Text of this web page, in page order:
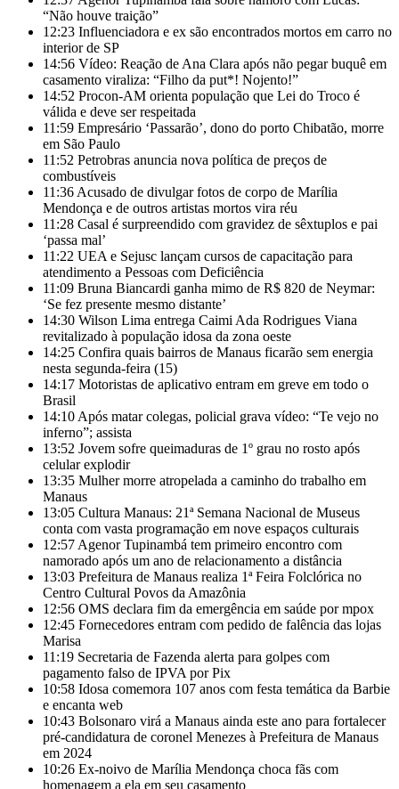
“Não houve traição”
12:23 Influenciadora e ex são encontrados mortos em carro no
interior de SP
14:56 Vídeo: Reação de Ana Clara após não pegar buquê em
casamento viraliza: “Filho da put*! Nojento!”
14:52 Procon-AM orienta população que Lei do Troco é
válida e deve ser respeitada
11:59 Empresário ‘Passarão’, dono do porto Chibatão, morre
em São Paulo
11:52 Petrobras anuncia nova política de preços de
combustíveis
11:36 Acusado de divulgar fotos de corpo de Marília
Mendonça e de outros artistas mortos vira réu
11:28 Casal é surpreendido com gravidez de sêxtuplos e pai
‘passa mal’
11:22 UEA e Sejusc lançam cursos de capacitação para
atendimento a Pessoas com Deficiência
11:09 Bruna Biancardi ganha mimo de R$ 820 de Neymar:
‘Se fez presente mesmo distante’
14:30 Wilson Lima entrega Caimi Ada Rodrigues Viana
revitalizado à população idosa da zona oeste
14:25 Confira quais bairros de Manaus ficarão sem energia
nesta segunda-feira (15)
14:17 Motoristas de aplicativo entram em greve em todo o
Brasil
14:10 Após matar colegas, policial grava vídeo: “Te vejo no
inferno”; assista
13:52 Jovem sofre queimaduras de 1º grau no rosto após
celular explodir
13:35 Mulher morre atropelada a caminho do trabalho em
Manaus
13:05 Cultura Manaus: 21ª Semana Nacional de Museus
conta com vasta programação em nove espaços culturais
12:57 Agenor Tupinambá tem primeiro encontro com
namorado após um ano de relacionamento a distância
13:03 Prefeitura de Manaus realiza 1ª Feira Folclórica no
Centro Cultural Povos da Amazônia
12:56 OMS declara fim da emergência em saúde por mpox
12:45 Fornecedores entram com pedido de falência das lojas
Marisa
11:19 Secretaria de Fazenda alerta para golpes com
pagamento falso de IPVA por Pix
10:58 Idosa comemora 107 anos com festa temática da Barbie
e encanta web
10:43 Bolsonaro virá a Manaus ainda este ano para fortalecer
pré-candidatura de coronel Menezes à Prefeitura de Manaus
em 2024
10:26 Ex-noivo de Marília Mendonça choca fãs com
homenagem a ela em seu casamento